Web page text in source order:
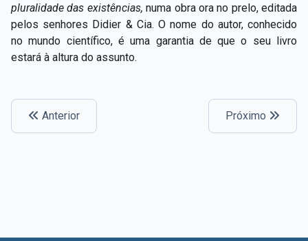
pluralidade das existências,numa obra ora no prelo, editada
pelos senhores Didier & Cia. O nome do autor, conhecido
no mundo científico, é uma garantia de que o seu livro
estará à altura do assunto.
Anterior Próximo